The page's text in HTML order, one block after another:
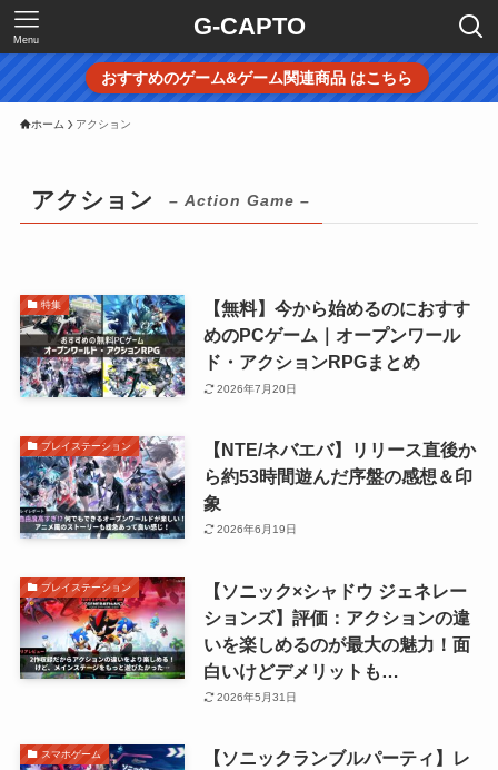
G-CAPTO
Menu
おすすめのゲーム&ゲーム関連商品 はこちら
ホーム アクション
アクション – Action Game –
特集
【無料】今から始めるのにおすす
めのPCゲーム｜オープンワール
ド・アクションRPGまとめ
2026年7月20日
プレイステーション
【NTE/ネバエバ】リリース直後か
ら約53時間遊んだ序盤の感想＆印
象
2026年6月19日
プレイステーション
【ソニック×シャドウ ジェネレー
ションズ】評価：アクションの違
いを楽しめるのが最大の魅力！面
白いけどデメリットも…
2026年5月31日
スマホゲーム
【ソニックランブルパーティ】レ